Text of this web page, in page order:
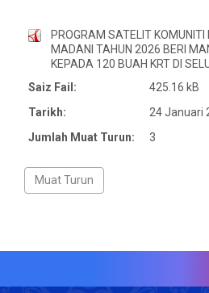
PROGRAM SATELIT KOMUNITI
MADANI TAHUN 2026 BERI
KEPADA 120 BUAH KRT DI
Saiz Fail:
425.16 kB
Tarikh:
24 Januari
Jumlah Muat Turun:
3